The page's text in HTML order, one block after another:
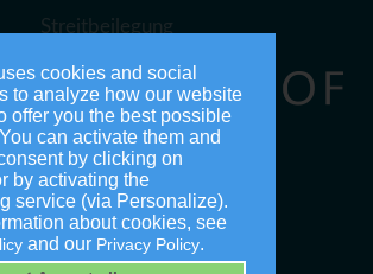
Streitbeilegung
cookies and social
to analyze how our website
offer you the best possible
can activate them and
by clicking on
by activating the
service (via Personalize).
about cookies, see
and our Privacy Policy.